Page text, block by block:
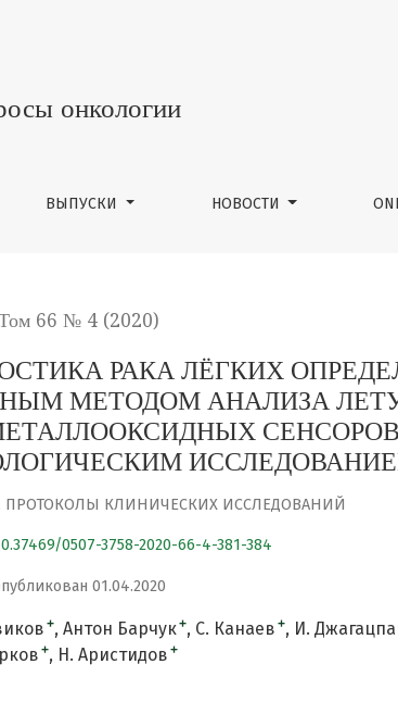
СОСТАВА ВЫДЫХАЕМОГО
онкологии
ВЫПУСКИ НОВОСТИ
66 № 4 (2020)
РАКА ЛЁГКИХ
МЕТОДОМ АНАЛИЗА
ПРОТОКОЛЫ КЛИНИЧЕСКИХ ИССЛЕДОВАНИЙ
0507-3758-2020-66-4-381-384
01.04.2020
+ Антон Барчук+ С. Канаев + И.
+ Н. Аристидов +